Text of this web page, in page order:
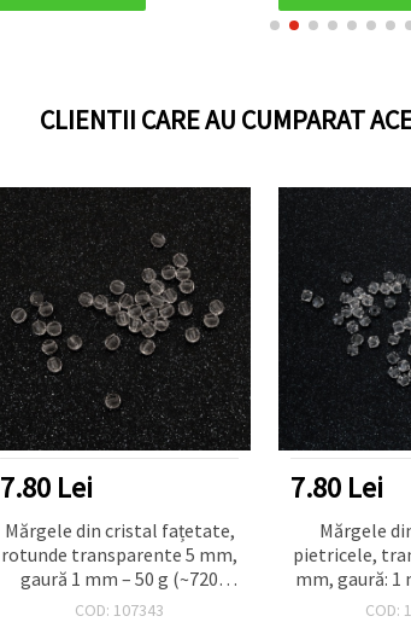
CLIENTII CARE AU CUMPARAT
7.80 Lei
Mărgele din cristal fațetate,
rotunde transparente 5 mm,
gaură 1 mm – 50 g (~720
buc.)
COD: 107343
7.80 Lei
Mărgele
pietricele,
mm, gaură: 1
COD: